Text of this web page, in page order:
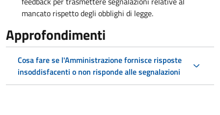
mancato rispetto degli obblighi di legge.
Approfondimenti
Cosa fare se l'Amministrazione fornisce risposte
insoddisfacenti o non risponde alle segnalazioni